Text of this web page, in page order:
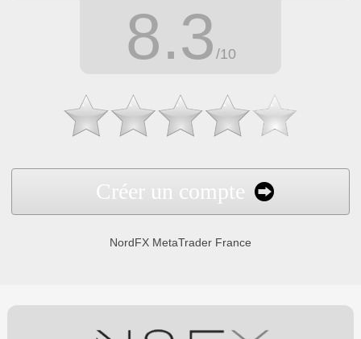
8.3 /10
Créer un compte
NordFX MetaTrader France